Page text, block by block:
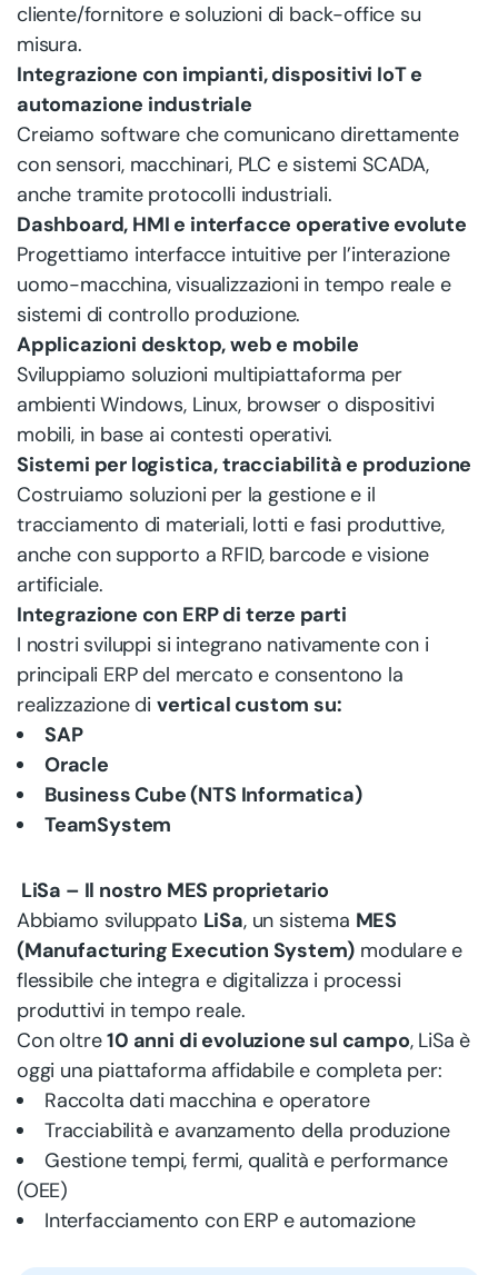
cliente/fornitore e soluzioni di back-office su
misura.
Integrazione con impianti, dispositivi IoT e
automazione industriale
Creiamo software che comunicano direttamente
con sensori, macchinari, PLC e sistemi SCADA,
anche tramite protocolli industriali.
Dashboard, HMI e interfacce operative evolute
Progettiamo interfacce intuitive per l’interazione
uomo-macchina, visualizzazioni in tempo reale e
sistemi di controllo produzione.
Applicazioni desktop, web e mobile
Sviluppiamo soluzioni multipiattaforma per
ambienti Windows, Linux, browser o dispositivi
mobili, in base ai contesti operativi.
Sistemi per logistica, tracciabilità e produzione
Costruiamo soluzioni per la gestione e il
tracciamento di materiali, lotti e fasi produttive,
anche con supporto a RFID, barcode e visione
artificiale.
Integrazione con ERP di terze parti
I nostri sviluppi si integrano nativamente con i
principali ERP del mercato e consentono la
realizzazione di vertical custom su:
SAP
Oracle
Business Cube (NTS Informatica)
TeamSystem
LiSa – Il nostro MES proprietario
Abbiamo sviluppato LiSa, un sistema MES
(Manufacturing Execution System) modulare e
flessibile che integra e digitalizza i processi
produttivi in tempo reale.
Con oltre10 anni di evoluzione sul campo, LiSa è
oggi una piattaforma affidabile e completa per:
Raccolta dati macchina e operatore
Tracciabilità e avanzamento della produzione
Gestione tempi, fermi, qualità e performance
(OEE)
Interfacciamento con ERP e automazione